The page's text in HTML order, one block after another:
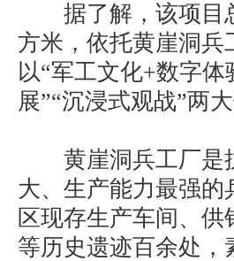
据了解，该项目总
方米，依托黄崖洞兵
以“军工文化+数字
展”“沉浸式观战”两
黄崖洞兵工厂是
大、生产能力最强的
区现存生产车间、
等历史遗迹百余处，